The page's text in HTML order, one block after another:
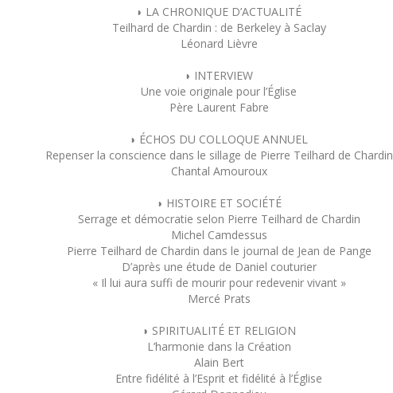
◗ LA CHRONIQUE D’ACTUALITÉ
Teilhard de Chardin : de Berkeley à Saclay
Léonard Lièvre
◗ INTERVIEW
Une voie originale pour l’Église
Père Laurent Fabre
◗ ÉCHOS DU COLLOQUE ANNUEL
Repenser la conscience dans le sillage de Pierre Teilhard de Chardin
Chantal Amouroux
◗ HISTOIRE ET SOCIÉTÉ
Serrage et démocratie selon Pierre Teilhard de Chardin
Michel Camdessus
Pierre Teilhard de Chardin dans le journal de Jean de Pange
D’après une étude de Daniel couturier
« Il lui aura suffi de mourir pour redevenir vivant »
Mercé Prats
◗ SPIRITUALITÉ ET RELIGION
L’harmonie dans la Création
Alain Bert
Entre fidélité à l’Esprit et fidélité à l’Église